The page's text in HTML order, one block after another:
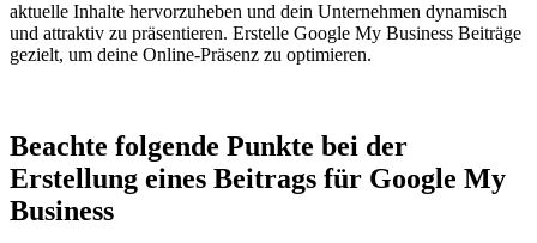
aktuelle Inhalte hervorzuheben und dein Unternehmen dynamisch
und attraktiv zu präsentieren. Erstelle Google My Business Beiträge
gezielt, um deine Online-Präsenz zu optimieren.
Beachte folgende Punkte bei der
Erstellung eines Beitrags für Google My
Business